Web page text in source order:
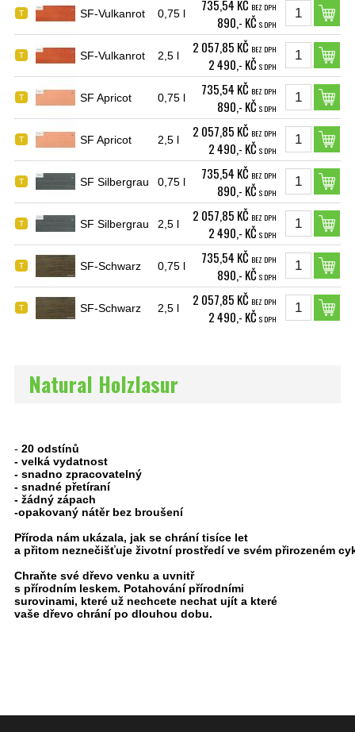
T SF-Vulkanrot 0,75 l 735,54 KČ BEZ DPH
890,- KČ S DPH
T SF-Vulkanrot 2,5 l 2 057,85 KČ BEZ DPH
2 490,- KČ S DPH
T SF Apricot 0,75 l 735,54 KČ BEZ DPH
890,- KČ S DPH
T SF Apricot 2,5 l 2 057,85 KČ BEZ DPH
2 490,- KČ S DPH
T SF Silbergrau 0,75 l 735,54 KČ BEZ DPH
890,- KČ S DPH
T SF Silbergrau 2,5 l 2 057,85 KČ BEZ DPH
2 490,- KČ S DPH
T SF-Schwarz 0,75 l 735,54 KČ BEZ DPH
890,- KČ S DPH
T SF-Schwarz 2,5 l 2 057,85 KČ BEZ DPH
2 490,- KČ S DPH
Natural Holzlasur
- 20 odstínů
- velká vydatnost
- snadno zpracovatelný
- snadné přetíraní
- žádný zápach
-opakovaný nátěr bez broušení
Příroda nám ukázala, jak se chrání tisíce let
a přitom neznečišťuje životní prostředí ve svém přirozeném
Chraňte své dřevo venku a uvnitř
s přírodním leskem. Potahování přírodními
surovinami, které už nechcete nechat ujít a které
vaše dřevo chrání po dlouhou dobu.